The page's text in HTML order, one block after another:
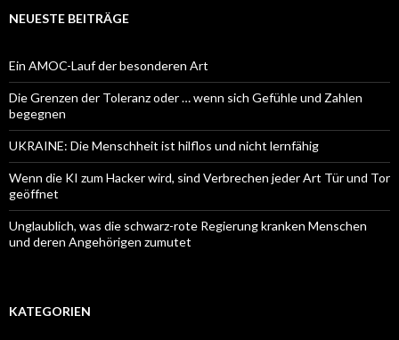
NEUESTE BEITRÄGE
Ein AMOC-Lauf der besonderen Art
Die Grenzen der Toleranz oder … wenn sich Gefühle und Zahlen
begegnen
UKRAINE: Die Menschheit ist hilflos und nicht lernfähig
Wenn die KI zum Hacker wird, sind Verbrechen jeder Art Tür und Tor
geöffnet
Unglaublich, was die schwarz-rote Regierung kranken Menschen
und deren Angehörigen zumutet
KATEGORIEN